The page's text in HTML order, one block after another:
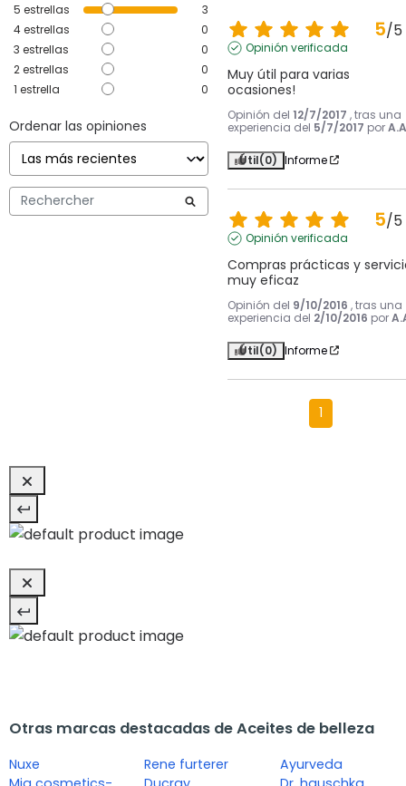
5 estrellas
3
4estrellas
0
3 estrellas
0
2estrellas
0
1 estrella 0
Ordenar las opiniones
5/5
Opinión verificada
Muy útil para varias
ocasiones!
Opinión del 12/7/2017 , tras una
experiencia del 5/7/2017 por
Útil(0) Informe
5/5
Opinión verificada
Compras prácticas y
muy eficaz
Opinión del 9/10/2016 , tras una
experiencia del 2/10/2016 por
Útil(0) Informe
1
Otras marcas destacadas de Aceites de belleza
Nuxe
Rene furterer
Ayurveda